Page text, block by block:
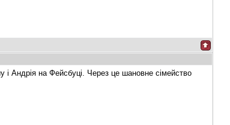
і Андрія на Фейсбуці. Через це шановне сімейство